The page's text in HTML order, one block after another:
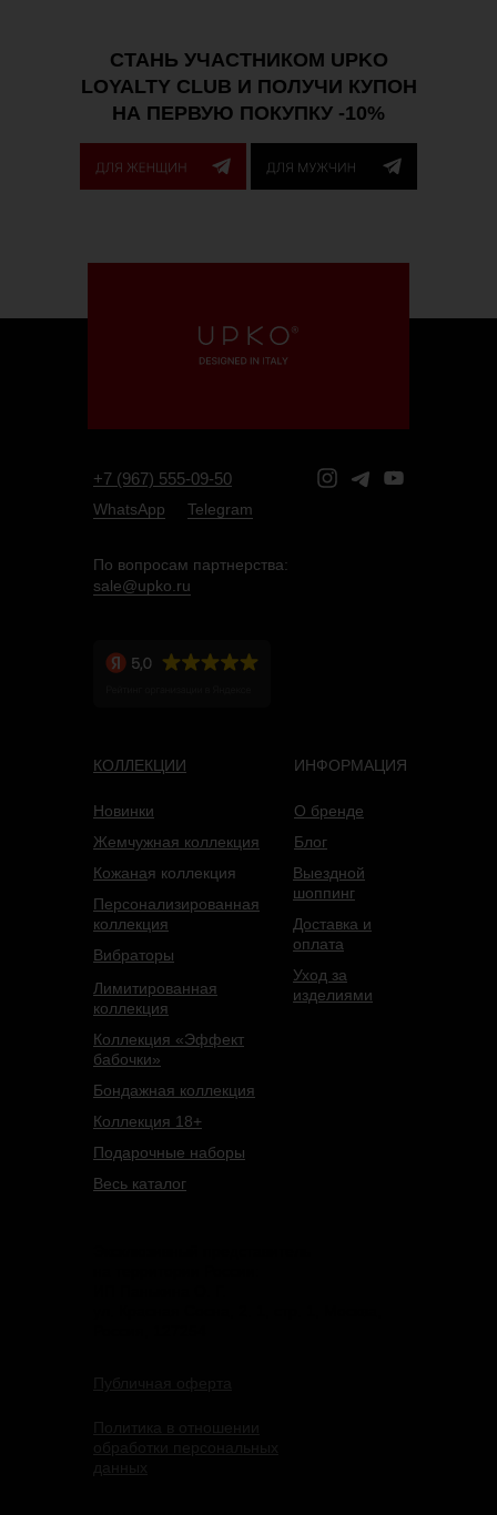
СТАНЬ УЧАСТНИКОМ UPKO
LOYALTY CLUB И ПОЛУЧИ КУПОН
НА ПЕРВУЮ ПОКУПКУ -10%
+7 (967) 555-09-50
КОЛЛЕКЦИИ ИНФОРМАЦИЯ
Новинки
Подарочные наборы
Жемчужная коллекция
Кожаная коллекция
Персонализированная
коллекция
Лимитированная
коллекция
Коллекция 18+
Весь каталог
О бренде
Блог
Уход за
изделиями
Коллекция «Эффект
бабочки»
Бондажная коллекция
Выездной
шоппинг
Доставка и
оплата
По вопросам партнерства:
sale@upko.ru
WhatsApp Telegram
Вибраторы